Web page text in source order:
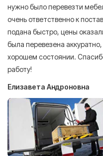
нужно было перевезти
очень ответственно к
подана быстро, цены
была перевезена
хорошем состоянии.
работу!
Елизавета Андроновна